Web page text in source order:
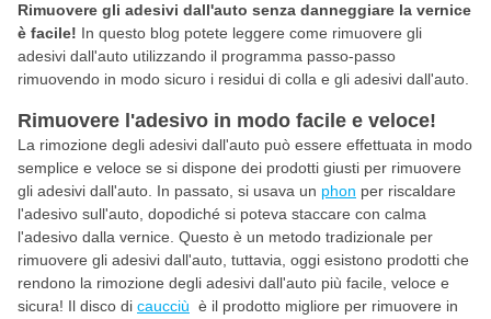
Rimuovere gli adesivi dall'auto senza danneggiare la vernice
è facile! In questo blog potete leggere come rimuovere gli
adesivi dall'auto utilizzando il programma passo-passo
rimuovendo in modo sicuro i residui di colla e gli adesivi dall'auto.
Rimuovere l'adesivo in modo facile e veloce!
La rimozione degli adesivi dall'auto può essere effettuata in modo
semplice e veloce se si dispone dei prodotti giusti per rimuovere
gli adesivi dall'auto. In passato, si usava un phon per riscaldare
l'adesivo sull'auto, dopodiché si poteva staccare con calma
l'adesivo dalla vernice. Questo è un metodo tradizionale per
rimuovere gli adesivi dall'auto, tuttavia, oggi esistono prodotti che
rendono la rimozione degli adesivi dall'auto più facile, veloce e
sicura! Il disco di caucciù è il prodotto migliore per rimuovere in